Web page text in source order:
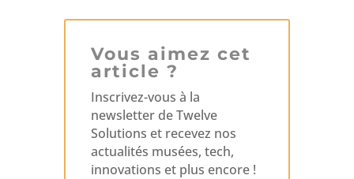
Vous aimez cet
article ?
Inscrivez-vous à la
newsletter de Twelve
Solutions et recevez nos
actualités musées, tech,
innovations et plus encore !